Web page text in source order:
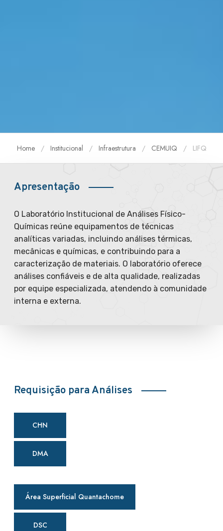
Home Institucional Infraestrutura CEMUIQ LIFQ
Apresentação
O Laboratório Institucional de Análises Físico-
Químicas reúne equipamentos de técnicas
analíticas variadas, incluindo análises térmicas,
mecânicas e químicas, e contribuindo para a
caracterização de materiais. O laboratório oferece
análises confiáveis e de alta qualidade, realizadas
por equipe especializada, atendendo à comunidade
interna e externa.
Requisição para Análises
CHN
DMA
Área Superficial Quantachome
DSC